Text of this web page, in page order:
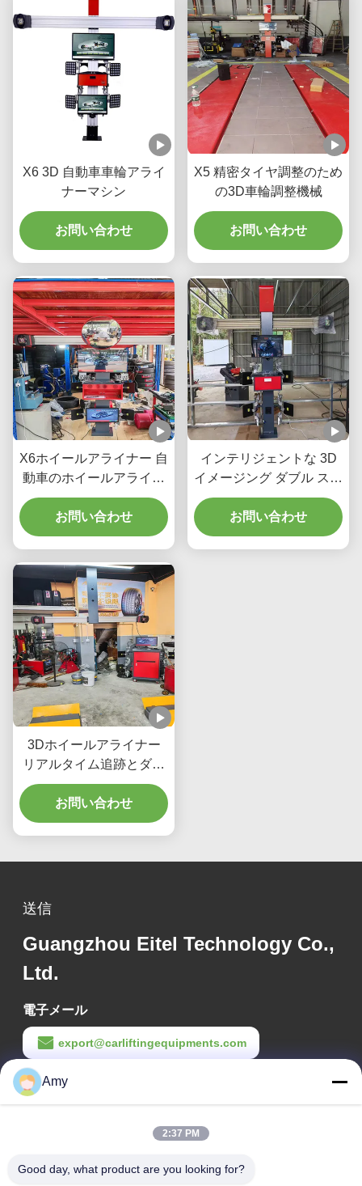
X6 3D 自動車車輪アライ
ナーマシン
お問い合わせ
X5 精密タイヤ調整のため
の3D車輪調整機械
お問い合わせ
X6ホイールアライナー 自
動車のホイールアライナ
メントを向上させるイン
テリジェント3Dイメージ
ング・ダブルスクリーン
お問い合わせ
インテリジェントな 3D
イメージング ダブル スク
リーンと車両ホイール ア
ライメント パフォーマン
スのリアルタイム トラッ
お問い合わせ
3Dホイールアライナー
リアルタイム追跡とダブ
ルスクリーンインターフ
ェイス 車両ホイールアラ
イナメントプロセスにお
お問い合わせ
送信
Guangzhou Eitel Technology Co.,
Ltd.
電子メール
export@carliftingequipments.com
作業時間
09:00-18:00
会社の住所
Amy
2:37 PM
Good day, what product are you looking for?